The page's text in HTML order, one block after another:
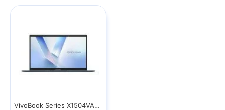
VivoBook Series X1504VA-BQ4368